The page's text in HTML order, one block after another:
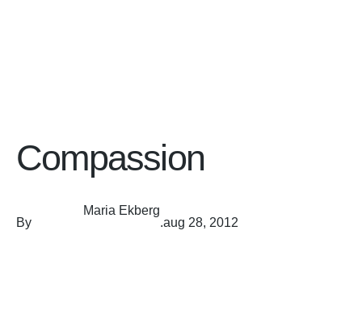
Compassion
By
Maria Ekberg
.aug 28, 2012